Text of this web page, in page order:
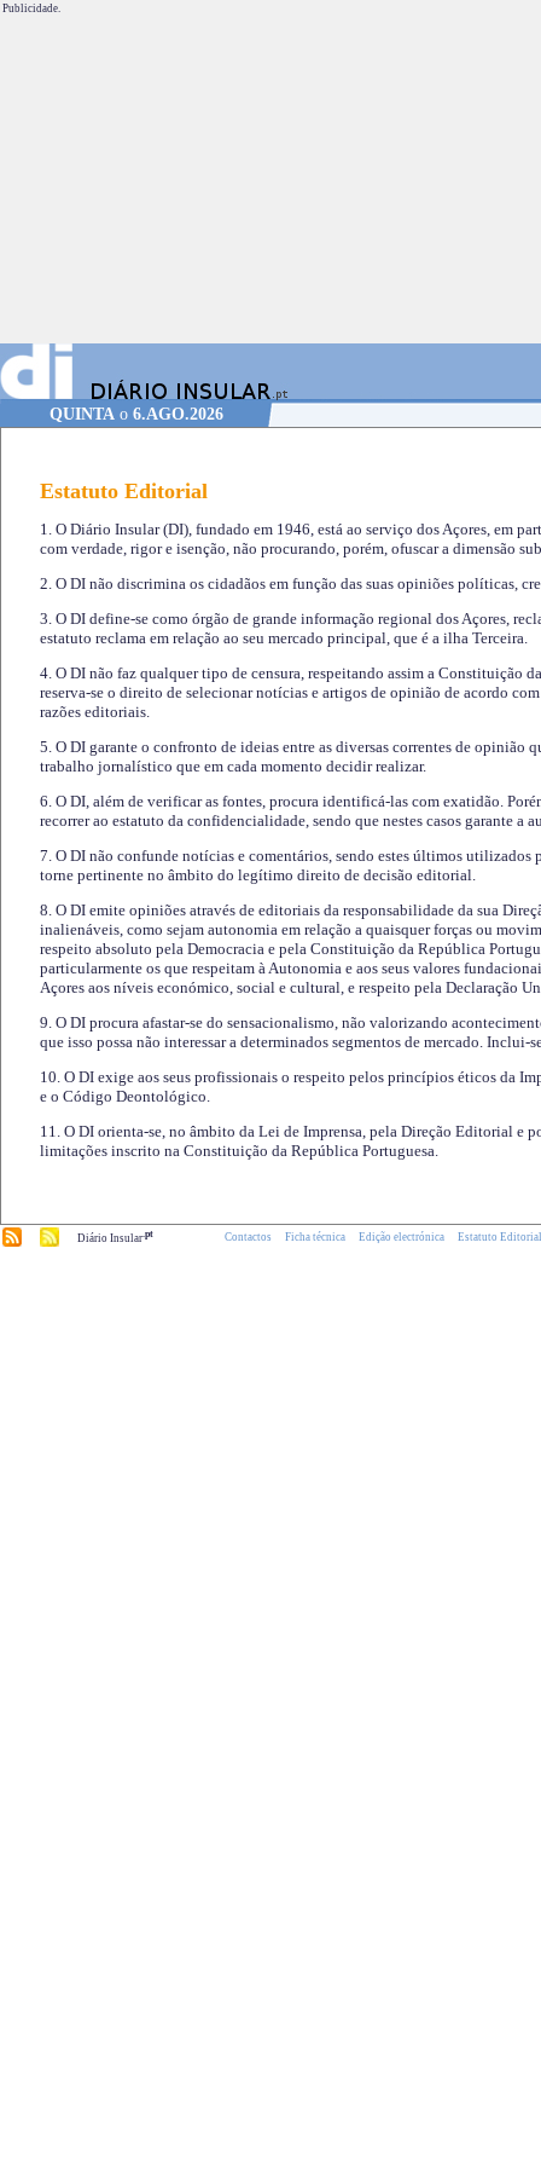
Publicidade.
QUINTAo 6.AGO.2026
Estatuto Editorial
1. O Diário Insular (DI), fundado em 1946, está ao serviço dos Açores, em
com verdade, rigor e isenção, não procurando, porém, ofuscar a dimensão
2. O DI não discrimina os cidadãos em função das suas opiniões políticas,
3. O DI define-se como órgão de grande informação regional dos Açores,
estatuto reclama em relação ao seu mercado principal, que é a ilha Terceira.
4. O DI não faz qualquer tipo de censura, respeitando assim a Constituição
reserva-se o direito de selecionar notícias e artigos de opinião de acordo
razões editoriais.
5. O DI garante o confronto de ideias entre as diversas correntes de opinião
trabalho jornalístico que em cada momento decidir realizar.
6. O DI, além de verificar as fontes, procura identificá-las com exatidão.
recorrer ao estatuto da confidencialidade, sendo que nestes casos garante a
7. O DI não confunde notícias e comentários, sendo estes últimos utilizados
torne pertinente no âmbito do legítimo direito de decisão editorial.
8. O DI emite opiniões através de editoriais da responsabilidade da sua
inalienáveis, como sejam autonomia em relação a quaisquer forças ou
respeito absoluto pela Democracia e pela Constituição da República
particularmente os que respeitam à Autonomia e aos seus valores
Açores aos níveis económico, social e cultural, e respeito pela Declaração
9. O DI procura afastar-se do sensacionalismo, não valorizando
que isso possa não interessar a determinados segmentos de mercado.
10. O DI exige aos seus profissionais o respeito pelos princípios éticos da
e o Código Deontológico.
11. O DI orienta-se, no âmbito da Lei de Imprensa, pela Direção Editorial e
limitações inscrito na Constituição da República Portuguesa.
Diário Insular.pt Contactos Ficha técnica Edição electrónica Estatuto Editorial